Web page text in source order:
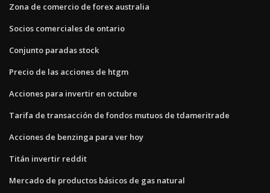
Zona de comercio de forex australia
Socios comerciales de ontario
Conjunto paradas stock
Precio de las acciones de htgm
Acciones para invertir en octubre
Tarifa de transacción de fondos mutuos de tdameritrade
Acciones de benzinga para ver hoy
Titán invertir reddit
Mercado de productos básicos de gas natural